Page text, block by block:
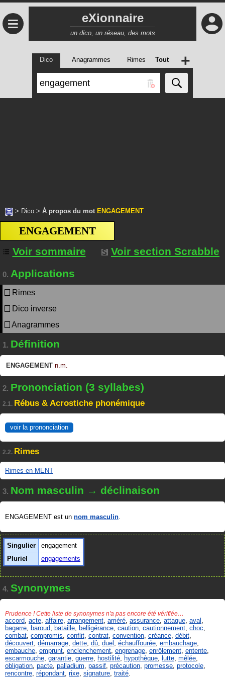
≡ eXionnaire
un dico, un réseau, des mots
Dico Anagrammes Rimes Tout +
> Dico > À propos du mot ENGAGEMENT
ENGAGEMENT
Voir sommaire
Voir section Scrabble
0. Applications
Rimes
Dico inverse
Anagrammes
1. Définition
ENGAGEMENT n.m.
2. Prononciation (3 syllabes)
2.1. Rébus & Acrostiche phonémique
voir la prononciation
2.2. Rimes
Rimes en MENT
3. Nom masculin → déclinaison
ENGAGEMENT est un nom masculin.
Singulier
engagement
Pluriel
engagements
4. Synonymes
Prudence ! Cette liste de synonymes n'a pas encore été vérifiée…
accord acte affaire arrangement arriéré assurance attaque aval
bagarre baroud bataille belligérance caution cautionnement choc
combat compromis conflit contrat convention créance débit
découvert démarrage dette dû duel échauffourée embauchage
embauche emprunt enclenchement engrenage enrôlement entente
escarmouche garantie guerre hostilité hypothèque lutte mêlée
obligation pacte palladium passif précaution promesse protocole
rencontre répondant rixe signature traité